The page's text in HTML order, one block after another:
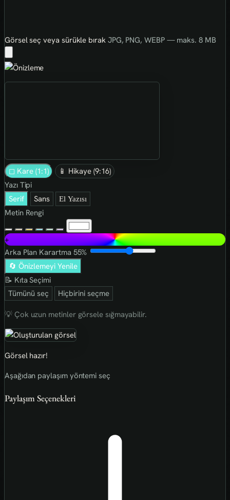
Görsel seç veya sürükle bırak JPG, PNG, WEBP — maks. 8 MB
◻ Kare (1:1)
📱 Hikaye (9:16)
Yazı Tipi
Serif
Sans El Yazısı
Metin Rengi
+
Arka Plan Karartma 55%
🔄 Önizlemeyi Yenile
📝 Kıta Seçimi
Tümünü seç
Hiçbirini seçme
💡 Çok uzun metinler görsele sığmayabilir.
Görsel hazır!
Aşağıdan paylaşım yöntemi seç
Paylaşım Seçenekleri